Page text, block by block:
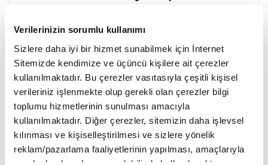
Verilerinizin sorumlu kullanımı
Sizlere daha iyi bir hizmet sunabilmek için İnternet
Sitemizde kendimize ve üçüncü kişilere ait çerezler
kullanılmaktadır. Bu çerezler vasıtasıyla çeşitli kişisel
verileriniz işlenmekte olup gerekli olan çerezler bilgi
toplumu hizmetlerinin sunulması amacıyla
kullanılmaktadır. Diğer çerezler, sitemizin daha işlevsel
kılınması ve kişiselleştirilmesi ve sizlere yönelik
reklam/pazarlama faaliyetlerinin yapılması, amaçlarıyla
sınırlı olarak açık rızanız dahilinde kullanılacaktır.
Harita İçin Tıklayınız
ALEV ARSLAN - ALEV ARSLAN BEAUTY&TATTOO
Cep Tel :: 0538 617 8581
Adres: Barbaros mahallesi 3304 sokak garanti
plaza kat 10 no 55 Kocasinan Kayseri